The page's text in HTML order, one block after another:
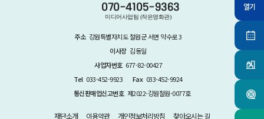
열기
주소 강원특별자치도 철원군 서면 약수로 3
이사장 김동일
사업자번호 677-82-00427
Tel 033-452-9923 Fax 033-452-9924
통신판매업신고번호 제2022-강원철원-0077호
070-4105-9363
미디어사업팀 (작은영화관)
재단소개 이용약관 개인정보처리방침 찾아오시는 길